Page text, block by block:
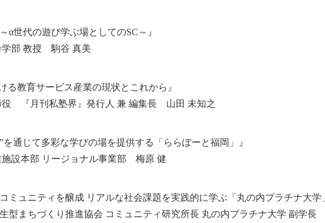
α世代の遊び学ぶ場としてのSC～』
学部 教授 駒谷 真美
る教育サービス産業の現状とこれから』
役 『月刊私塾界』発行人 兼 編集長 山田 未知之
を通じて多彩な学びの場を提供する「ららぽーと福岡」』
施設本部 リージョナル事業部 梅原 健
ミュニティを醸成 リアルな社会課題を実践的に学ぶ「丸の内プラチナ大学
生型まちづくり推進協会 コミュニティ研究所長 丸の内プラチナ大学 副学長